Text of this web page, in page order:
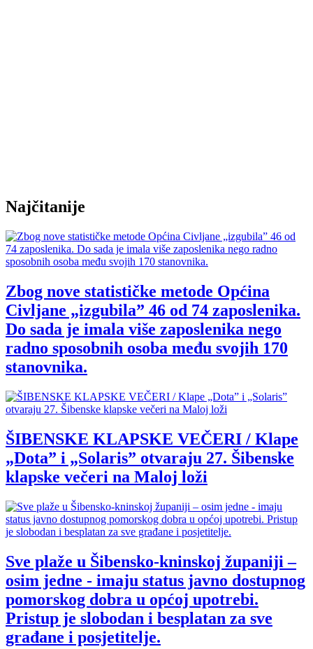
Najčitanije
Zbog nove statističke metode Općina
Civljane „izgubila” 46 od 74 zaposlenika.
Do sada je imala više zaposlenika nego
radno sposobnih osoba među svojih 170
stanovnika.
ŠIBENSKE KLAPSKE VEČERI / Klape
„Dota” i „Solaris” otvaraju 27. Šibenske
klapske večeri na Maloj loži
Sve plaže u Šibensko-kninskoj županiji –
osim jedne - imaju status javno dostupnog
pomorskog dobra u općoj upotrebi.
Pristup je slobodan i besplatan za sve
građane i posjetitelje.